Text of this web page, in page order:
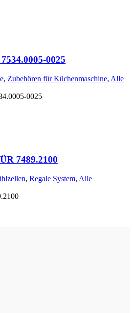
0025
, Zubehören für Küchenmaschine, Alle
0025
7489.2100
, Regale System, Alle